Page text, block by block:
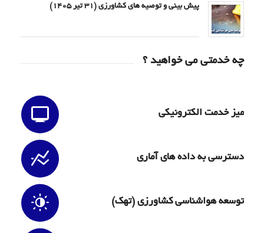
پیش بینی و توصیه های کشاورزی (31 تیر ۱۴۰۵)
چه خدمتی می خواهید ؟
میز خدمت الکترونیکی
دسترسی به داده های آماری
توسعه هواشناسی کشاورزی (تهک)